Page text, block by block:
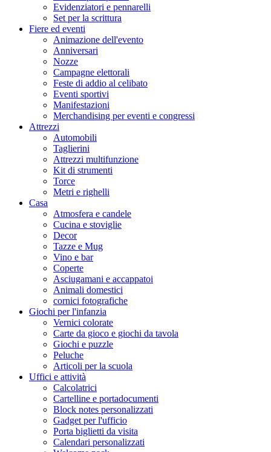
Evidenziatori e pennarelli
Set per la scrittura
Fiere ed eventi
Animazione dell'evento
Anniversari
Nozze
Campagne elettorali
Feste di addio al celibato
Eventi sportivi
Manifestazioni
Merchandising per eventi e congressi
Attrezzi
Automobili
Taglierini
Attrezzi multifunzione
Kit di strumenti
Torce
Metri e righelli
Casa
Atmosfera e candele
Cucina e stoviglie
Decor
Tazze e Mug
Vino e bar
Coperte
Asciugamani e accappatoi
Animali domestici
cornici fotografiche
Giochi per l'infanzia
Vernici colorate
Carte da gioco e giochi da tavola
Giochi e puzzle
Peluche
Articoli per la scuola
Uffici e attività
Calcolatrici
Cartelline e portadocumenti
Block notes personalizzati
Gadget per l'ufficio
Porta biglietti da visita
Calendari personalizzati